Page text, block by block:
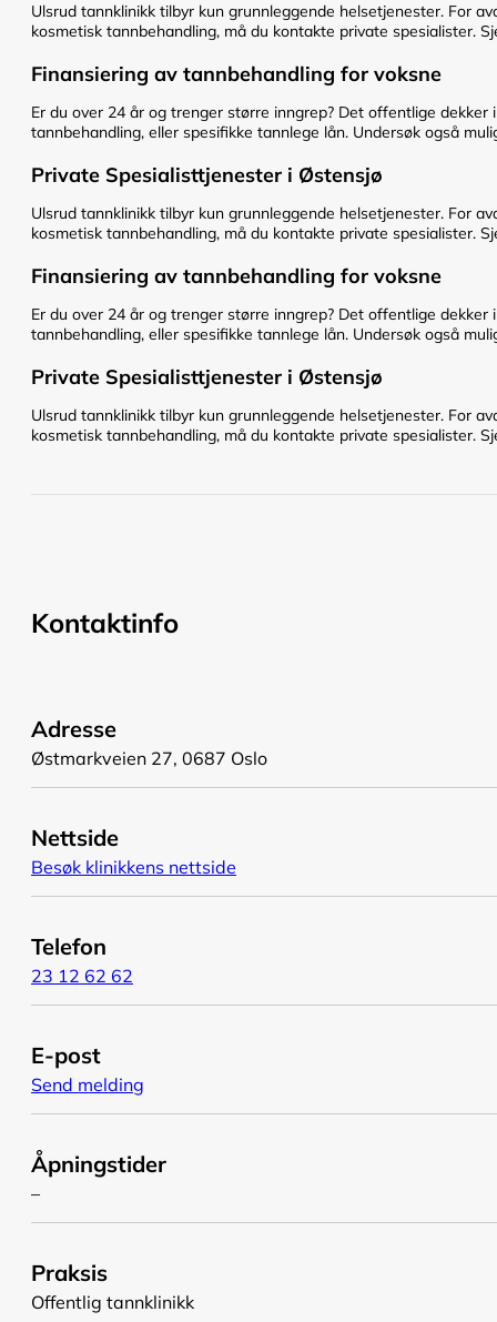
Ulsrud tannklinikk tilbyr kun grunnleggende helsetjenester. For
kosmetisk tannbehandling, må du kontakte private spesialister.
Finansiering av tannbehandling for voksne
Er du over 24 år og trenger større inngrep? Det offentlige
tannbehandling, eller spesifikke tannlege lån. Undersøk også
Private Spesialisttjenester i Østensjø
Ulsrud tannklinikk tilbyr kun grunnleggende helsetjenester. For
kosmetisk tannbehandling, må du kontakte private spesialister.
Finansiering av tannbehandling for voksne
Er du over 24 år og trenger større inngrep? Det offentlige
tannbehandling, eller spesifikke tannlege lån. Undersøk også
Private Spesialisttjenester i Østensjø
Ulsrud tannklinikk tilbyr kun grunnleggende helsetjenester. For
kosmetisk tannbehandling, må du kontakte private spesialister.
Kontaktinfo
Adresse
Østmarkveien 27, 0687 Oslo
Åpningstider
–
Telefon
23 12 62 62
Praksis
Offentlig tannklinikk
E-post
Send melding
Nettside
Besøk klinikkens nettside